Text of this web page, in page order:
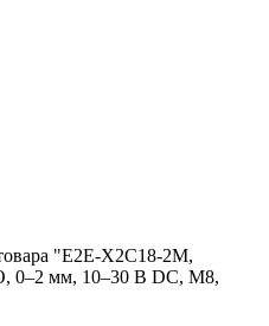
"E2E-X2C18-2M,
0–2 мм, 10–30 В DC, М8,